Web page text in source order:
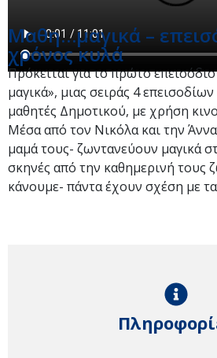
Μαθη…μαγικά –
χρόνος κυλά
Πρόκειται για το πρώτο
μαγικά», μιας σειράς 4
μαθητές Δημοτικού, με χρήση
Μέσα από τον Νικόλα και την
μαμά τους- ζωντανεύουν μαγικά
σκηνές από την καθημερινή τους
κάνουμε- πάντα έχουν σχέση με